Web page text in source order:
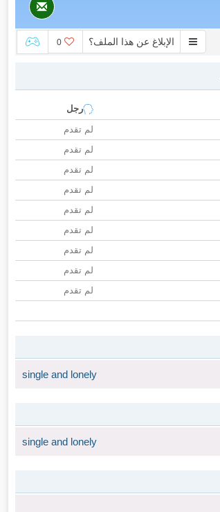
الإبلاغ عن هذا الملف؟ 0
رجل
لم تقدم
لم تقدم
لم تقدم
لم تقدم
لم تقدم
لم تقدم
لم تقدم
لم تقدم
لم تقدم
single and lonely
single and lonely